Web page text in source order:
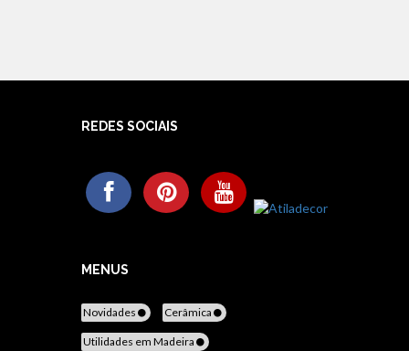
REDES SOCIAIS
MENUS
Novidades Cerâmica
Utilidades em Madeira